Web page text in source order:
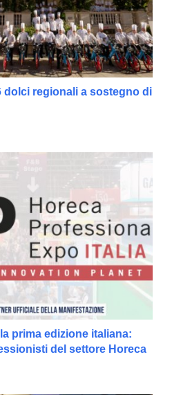
dolci regionali a sostegno di
prima edizione italiana:
del settore Horeca